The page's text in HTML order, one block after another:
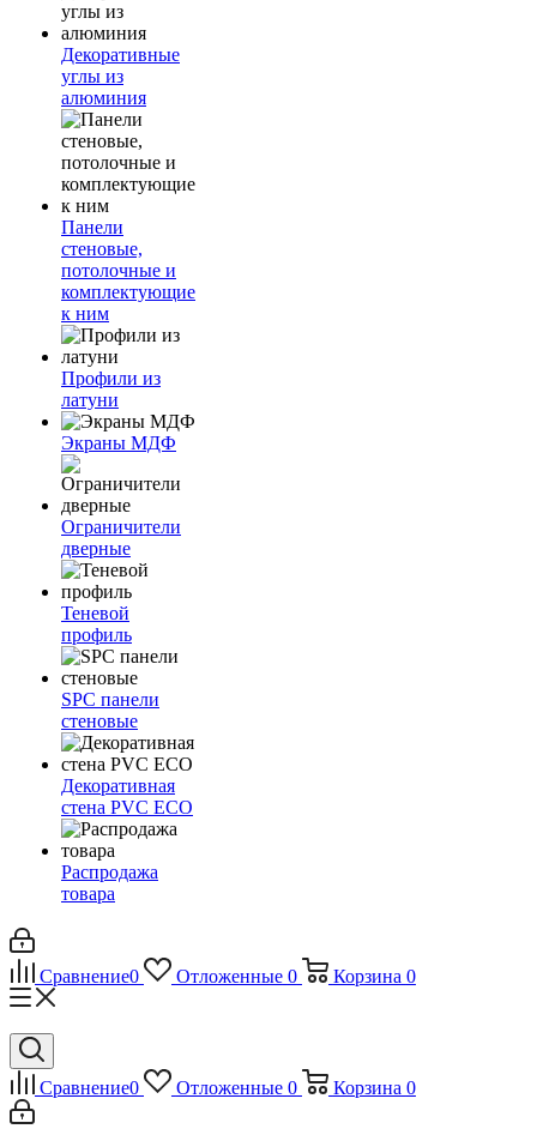
Декоративные
углы из
алюминия
Панели
стеновые,
потолочные и
комплектующие
к ним
Профили из
латуни
Экраны МДФ
Ограничители
дверные
Теневой
профиль
SPC панели
стеновые
Декоративная
стена PVC ECO
Распродажа
товара
Сравнение0 Отложенные 0 Корзина 0
Сравнение0 Отложенные 0 Корзина 0